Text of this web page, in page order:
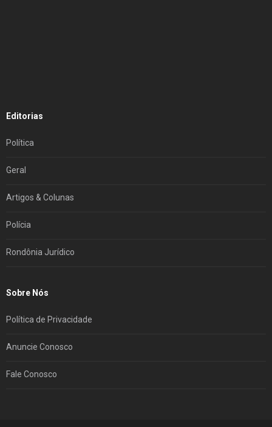
Editorias
Política
Geral
Artigos & Colunas
Polícia
Rondônia Jurídico
Sobre Nós
Política de Privacidade
Anuncie Conosco
Fale Conosco